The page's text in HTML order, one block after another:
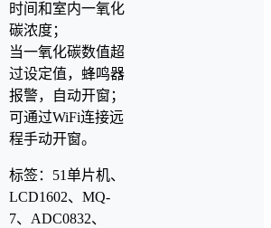
时间和室内一氧化
碳浓度；
当一氧化碳数值超
过设定值，蜂鸣器
报警，自动开窗；
可通过WiFi连接远
程手动开窗。
标签：51单片机、
LCD1602、MQ-
7、ADC0832、